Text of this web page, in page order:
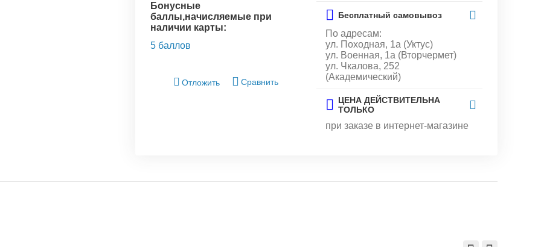
Бонусные
баллы,начисляемые при
наличии карты:
5 баллов
Отложить Сравнить
Бесплатный самовывоз
По адресам:
ул. Походная, 1а (Уктус)
ул. Военная, 1а (Вторчермет)
ул. Чкалова, 252
(Академический)
ЦЕНА ДЕЙСТВИТЕЛЬНА
ТОЛЬКО
при заказе в интернет-магазине